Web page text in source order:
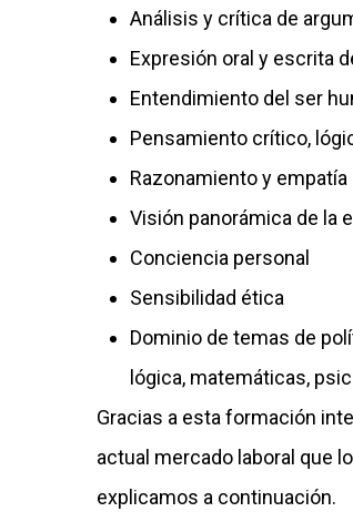
Análisis y crítica de
Expresión oral y escrita
Entendimiento del ser
Pensamiento crítico,
Razonamiento y empatía
Visión panorámica de la
Conciencia personal
Sensibilidad ética
Dominio de temas de
lógica, matemáticas,
Gracias a esta formación
actual mercado laboral que
explicamos a continuación.